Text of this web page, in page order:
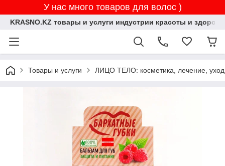
У нас много товаров для волос )
KRASNO.KZ товары и услуги индустрии красоты и
Товары и услуги ЛИЦО ТЕЛО: косметика, лечение, уход